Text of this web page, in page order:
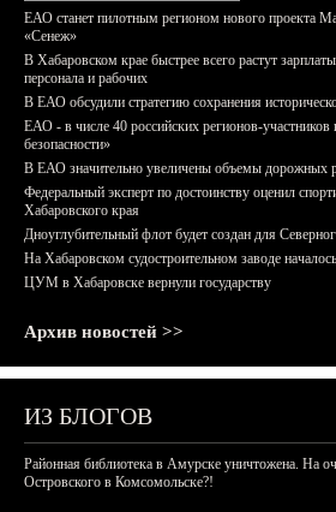
ЕАО станет пилотным регионом нового проекта
«Сенеж»
В Хабаровском крае быстрее всего растут
персонала и рабочих
В ЕАО обсудили стратегию сохранения
ЕАО - в числе 40 российских регионов-
безопасности»
В ЕАО значительно увеличены объемы дорожных
Федеральный эксперт по достоинству оценил
Хабаровского края
Дноуглубительный флот будет создан для
На Хабаровском судостроительном заводе
ЦУМ в Хабаровске вернули государству
Архив новостей >>
ИЗ БЛОГОВ
Районная библиотека в Амурске уничтожена. На
Островского в Комсомольске?!